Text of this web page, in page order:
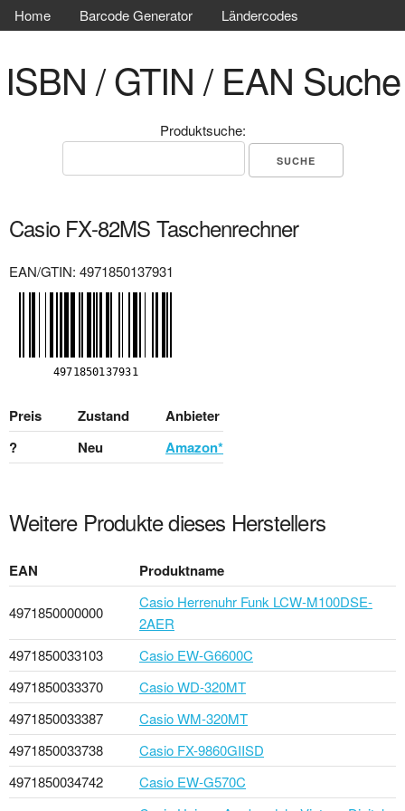
Home Barcode Generator Ländercodes
ISBN / GTIN / EAN Suche
Produktsuche:
Casio FX-82MS Taschenrechner
EAN/GTIN: 4971850137931
Preis Zustand
Anbieter
?
Neu Amazon*
Weitere Produkte dieses Herstellers
EAN Produktname
4971850000000
Casio Herrenuhr Funk LCW-M100DSE-
2AER
4971850033103
Casio EW-G6600C
4971850033370
Casio WD-320MT
4971850033387
Casio WM-320MT
4971850033738
Casio FX-9860GIISD
4971850034742
Casio EW-G570C